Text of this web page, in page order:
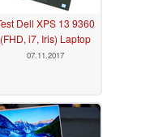
Dell XPS 13 9360
(FHD, i7, Iris) Laptop
07.11.2017